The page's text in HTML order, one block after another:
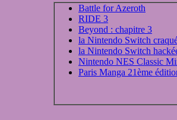
Battle for Azeroth
RIDE 3
Beyond : chapitre 3
la Nintendo Switch
la Nintendo Switch
Nintendo NES Classic
Paris Manga 21ème